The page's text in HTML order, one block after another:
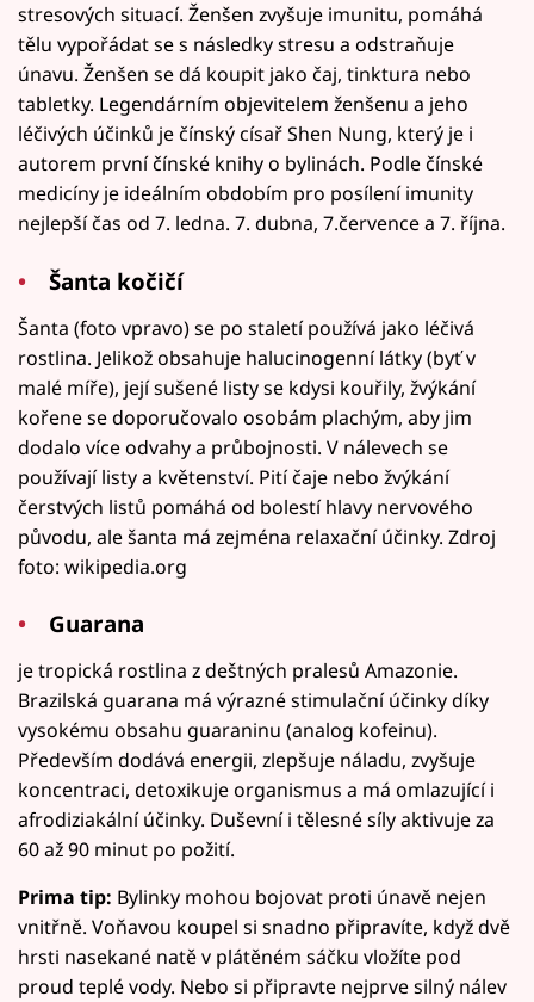
stresových situací. Ženšen zvyšuje imunitu, pomáhá
tělu vypořádat se s následky stresu a odstraňuje
únavu. Ženšen se dá koupit jako čaj, tinktura nebo
tabletky. Legendárním objevitelem ženšenu a jeho
léčivých účinků je čínský císař Shen Nung, který je i
autorem první čínské knihy o bylinách. Podle čínské
medicíny je ideálním obdobím pro posílení imunity
nejlepší čas od 7. ledna. 7. dubna, 7.července a 7. října.
Šanta kočičí
Šanta (foto vpravo) se po staletí používá jako léčivá
rostlina. Jelikož obsahuje halucinogenní látky (byť v
malé míře), její sušené listy se kdysi kouřily, žvýkání
kořene se doporučovalo osobám plachým, aby jim
dodalo více odvahy a průbojnosti. V nálevech se
používají listy a květenství. Pití čaje nebo žvýkání
čerstvých listů pomáhá od bolestí hlavy nervového
původu, ale šanta má zejména relaxační účinky. Zdroj
foto: wikipedia.org
Guarana
je tropická rostlina z deštných pralesů Amazonie.
Brazilská guarana má výrazné stimulační účinky díky
vysokému obsahu guaraninu (analog kofeinu).
Především dodává energii, zlepšuje náladu, zvyšuje
koncentraci, detoxikuje organismus a má omlazující i
afrodiziakální účinky. Duševní i tělesné síly aktivuje za
60 až 90 minut po požití.
Prima tip: Bylinky mohou bojovat proti únavě nejen
vnitřně. Voňavou koupel si snadno připravíte, když dvě
hrsti nasekané natě v plátěném sáčku vložíte pod
proud teplé vody. Nebo si připravte nejprve silný nálev